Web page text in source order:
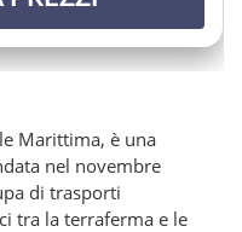
Marittima, è una
nel novembre
di trasporti
tra la terraferma e le